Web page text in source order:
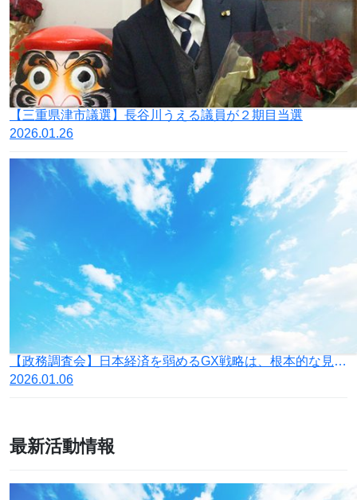
【三重県津市議選】長谷川うえる議員が２期目当選
2026.01.26
【政務調査会】日本経済を弱めるGX戦略は、根本的な見直しを
2026.01.06
最新活動情報